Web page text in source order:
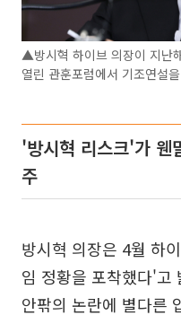
▲방시혁 하이브 의장이 지난
열린 관훈포럼에서 기조연설
'방시혁 리스크'가 웬
주
방시혁 의장은 4월 하
임 정황을 포착했다'고
안팎의 논란에 별다른